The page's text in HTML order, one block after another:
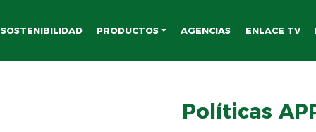
SOSTENIBILIDAD PRODUCTOS AGENCIAS ENLACE TV
Políticas